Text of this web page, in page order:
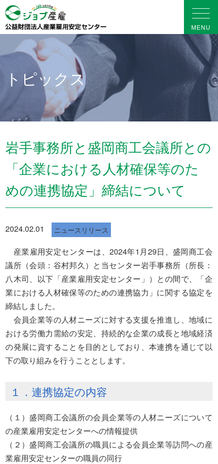
トピックス
岩手事務所と盛岡商工会議所との
「企業における人材確保等のた
めの連携協定」締結について
2024.02.01 ニュースリリース
産業雇用安定センターは、2024年1月29日、盛岡商工会
議所（会頭：谷村邦久）と当センター岩手事務所（所長：
八木司、以下「産業雇用安定センター」）との間で、「企
業における人材確保等のための連携協力」に関する協定を
締結しました。
会員企業等の人材ニーズに対する支援を推進し、地域に
おける労働力需給の安定、持続的な企業の成長と地域経済
の発展に資することを目的としており、本連携を通じて以
下の取り組みを行うこととします。
１．連携協定の内容
（１）盛岡商工会議所の会員企業等の人材ニーズについて
の産業雇用安定センターへの情報提供
（２）盛岡商工会議所の職員による会員企業等訪問への産
業雇用安定センターの職員の同行